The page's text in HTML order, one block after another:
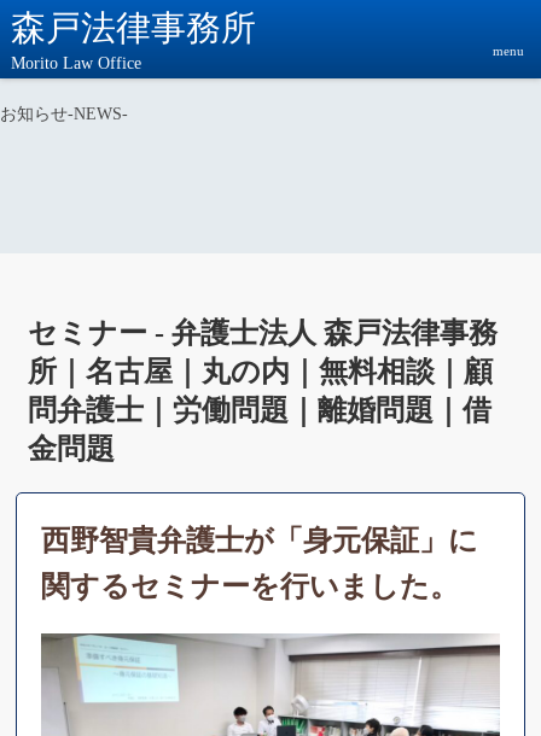
森戸法律事務所
Morito Law Office
menu
お知らせ-NEWS-
セミナー - 弁護士法人 森戸法律事務
所｜名古屋｜丸の内｜無料相談｜顧
問弁護士｜労働問題｜離婚問題｜借
金問題
西野智貴弁護士が「身元保証」に
関するセミナーを行いました。